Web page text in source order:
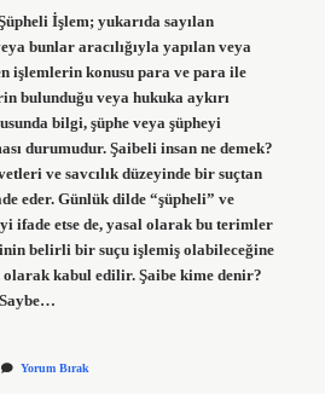
İşlem; yukarıda sayılan
bunlar aracılığıyla yapılan veya
işlemlerin konusu para ve para ile
bulunduğu veya hukuka aykırı
bilgi, şüphe veya şüpheyi
durumudur. Şaibeli insan ne demek?
ve savcılık düzeyinde bir suçtan
eder. Günlük dilde “şüpheli” ve
ifade etse de, yasal olarak bu terimler
belirli bir suçu işlemiş olabileceğine
olarak kabul edilir. Şaibe kime denir?
Yorum Bırak